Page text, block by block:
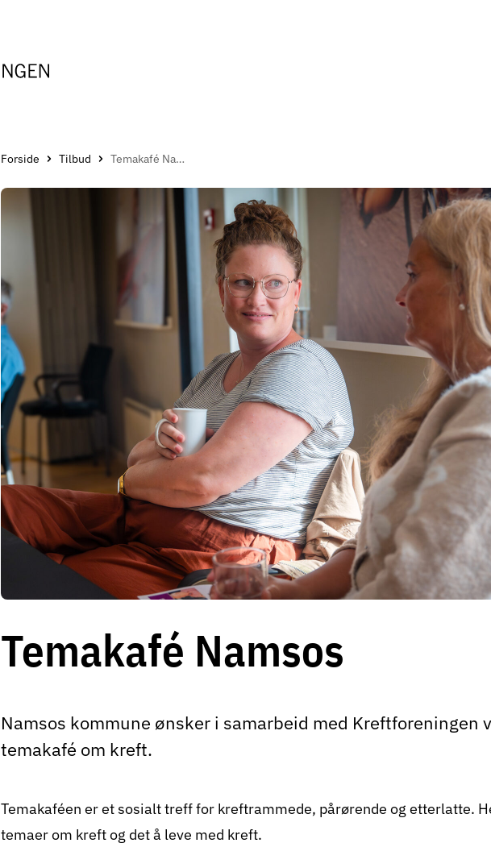
Forside Tilbud Temakafé Namsos
Temakafé Namsos
Namsos kommune ønsker i samarbeid med Kreftforeningen
temakafé om kreft.
Temakaféen er et sosialt treff for kreftrammede, pårørende og etterlatte.
temaer om kreft og det å leve med kreft.